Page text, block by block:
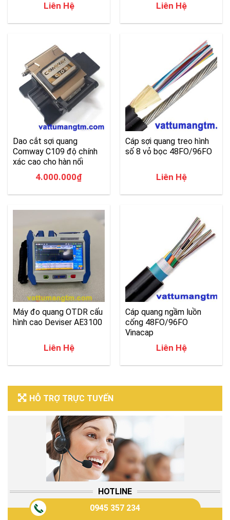
Liên Hệ Liên Hệ
Dao cắt sợi quang
Comway C109 độ chính
xác cao cho hàn nối
4.000.000₫
Cáp sợi quang treo hình
số 8 vỏ bọc 48FO/96FO
Liên Hệ
Máy đo quang OTDR cấu
hình cao Deviser AE3100
Liên Hệ
Cáp quang ngầm luồn
cống 48FO/96FO
Vinacap
Liên Hệ
HỖ TRỢ TRỰC TUYẾN
HOTLINE
0945 357 234